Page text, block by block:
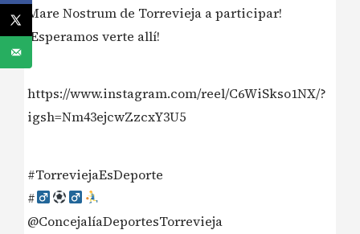
Mare Nostrum de Torrevieja a participar!
¡Esperamos verte allí!
https://www.instagram.com/reel/C6WiSkso1NX/?
igsh=Nm43ejcwZzcxY3U5
#TorreviejaEsDeporte
#‍
@ConcejalíaDeportesTorrevieja